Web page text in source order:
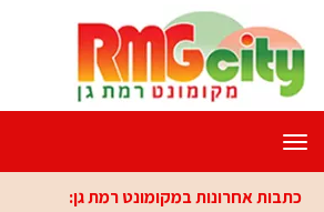
תפריט
כתבות אחרונות במקומונט רמת גן: